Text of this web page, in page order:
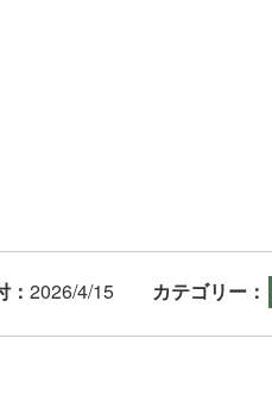
： 2026/4/15 カテゴリー：